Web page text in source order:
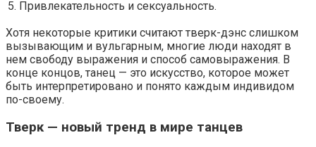
5. Привлекательность и сексуальность.
Хотя некоторые критики считают тверк-дэнс слишком
вызывающим и вульгарным, многие люди находят в
нем свободу выражения и способ самовыражения. В
конце концов, танец — это искусство, которое может
быть интерпретировано и понято каждым индивидом
по-своему.
Тверк — новый тренд в мире танцев